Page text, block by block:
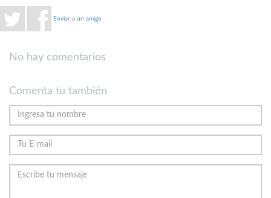
Enviar a un amigo
No hay comentarios
Comenta tu también